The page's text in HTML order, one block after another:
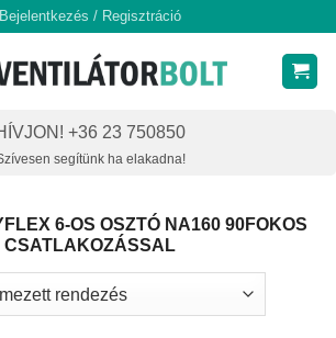
Bejelentkezés / Regisztráció
+36 23 750850
segítünk ha elakadna!
6-OS OSZTÓ NA160 90FOKOS
CSATLAKOZÁSSAL